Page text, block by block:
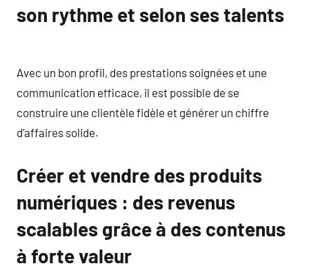
son rythme et selon ses talents
Avec un bon profil, des prestations soignées et une
communication efficace, il est possible de se
construire une clientèle fidèle et générer un chiffre
d’affaires solide.
Créer et vendre des produits
numériques : des revenus
scalables grâce à des contenus
à forte valeur